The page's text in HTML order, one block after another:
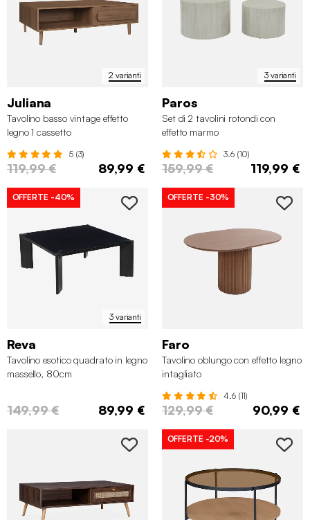
2 varianti
Juliana
Tavolino basso vintage effetto
legno 1 cassetto
5 (3)
119,99 € 89,99 €
3 varianti
Paros
Set di 2 tavolini rotondi con
effetto marmo
3.6 (10)
159,99 € 119,99 €
3 varianti
OFFERTE -40%
Reva
Tavolino esotico quadrato in legno
massello, 80cm
149,99 € 89,99 €
OFFERTE -30%
Faro
Tavolino oblungo con effetto legno
intagliato
4.6 (11)
129,99 € 90,99 €
OFFERTE -20%